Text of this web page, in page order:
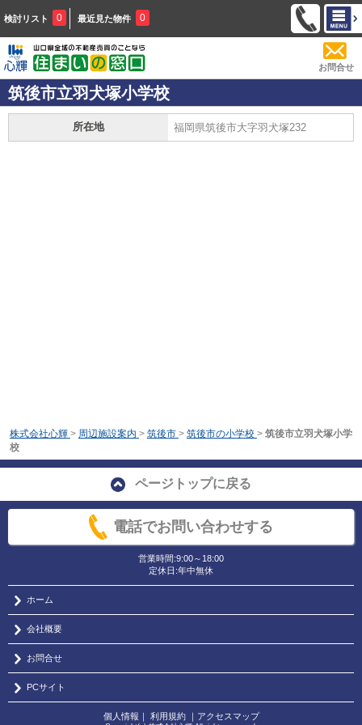
検討リスト 0 最近見た物件 0
お問合せ
筑後市立羽犬塚小学校
所在地 福岡県筑後市大字羽犬塚232
株式会社心輝 > 周辺施設案内 > 筑後市 > 筑後市の小学校 > 筑後市立羽犬塚小学
校
ページトップに戻る
電話でお問い合わせする
営業時間:9:00～18:00
定休日:年中無休
ホーム
会社概要
お問合せ
PCサイト
個人情報 ｜ 利用規約｜ アクセスマップ